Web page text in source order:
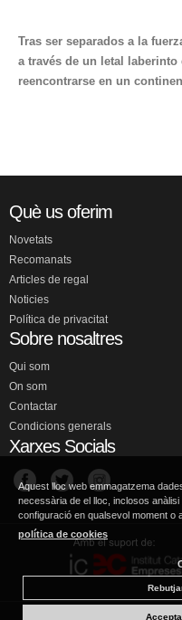
Tras ser separados a la
a través de un letal
reencontrarse en un
Què us oferim
Novetats
Recomanats
Articles de regal
Noticies
Política de privacitat
Sobre nosaltres
Qui som
On som
Contactar
Condicions generals
Xarxes Socials
Aquest lloc web emmagatzema
necessària de el lloc, inclosos
configuració en qualsevol moment o
política de cookies